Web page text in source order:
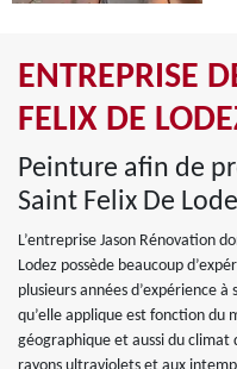
ENTREPRISE
FELIX DE
Peinture afin de
Saint Felix De
L’entreprise Jason Rénovation
Lodez possède beaucoup
plusieurs années d’expérience
qu’elle applique est fonction du
géographique et aussi du climat